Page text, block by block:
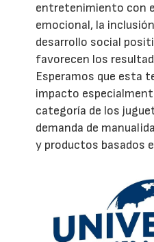
entretenimiento con
emocional, la
desarrollo social
favorecen los
Esperamos que esta
impacto
categoría de los
demanda de
y productos basados